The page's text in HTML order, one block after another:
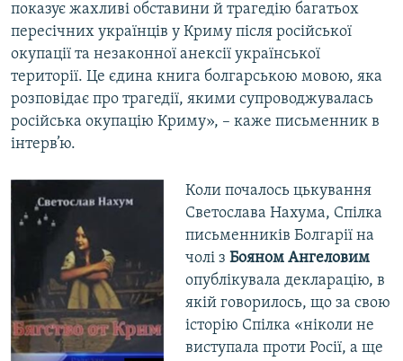
показує жахливі обставини й трагедію багатьох
пересічних українців у Криму після російської
окупації та незаконної анексії української
території. Це єдина книга болгарською мовою, яка
розповідає про трагедії, якими супроводжувалась
російська окупацію Криму», – каже письменник в
інтерв’ю.
Коли почалось цькування
Светослава Нахума, Спілка
письменників Болгарії на
чолі з Бояном Ангеловим
опублікувала декларацію, в
якій говорилось, що за свою
історію Спілка «ніколи не
виступала проти Росії, а ще